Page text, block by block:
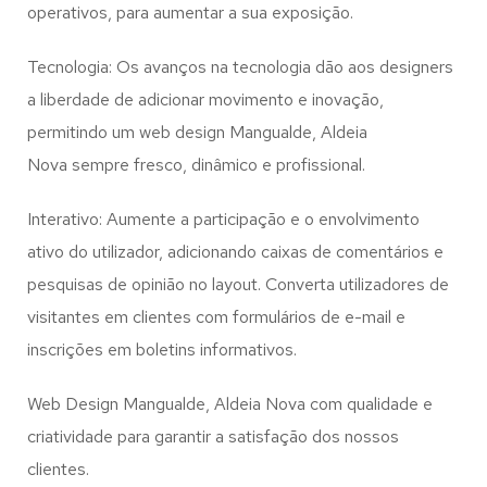
operativos, para aumentar a sua exposição.
Tecnologia: Os avanços na tecnologia dão aos designers
a liberdade de adicionar movimento e inovação,
permitindo um web design Mangualde, Aldeia
Nova sempre fresco, dinâmico e profissional.
Interativo: Aumente a participação e o envolvimento
ativo do utilizador, adicionando caixas de comentários e
pesquisas de opinião no layout. Converta utilizadores de
visitantes em clientes com formulários de e-mail e
inscrições em boletins informativos.
Web Design Mangualde, Aldeia Nova com qualidade e
criatividade para garantir a satisfação dos nossos
clientes.